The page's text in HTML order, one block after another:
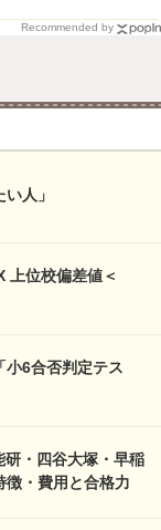
Recommended by
人」
上位校偏差値＜
小6合否判定テス
研・四谷大塚・早稲
徴・費用と合格力